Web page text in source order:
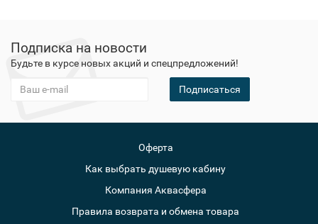
Подписка на новости
Будьте в курсе новых акций и спецпредложений!
Подписаться
Оферта
Как выбрать душевую кабину
Компания Аквасфера
Правила возврата и обмена товара